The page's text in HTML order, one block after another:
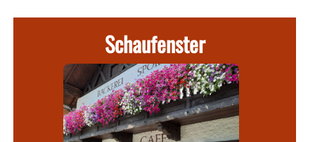
Schaufenster